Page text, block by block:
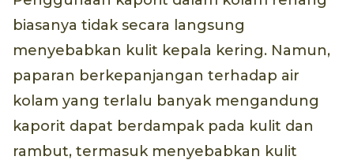
biasanya tidak secara langsung
menyebabkan kulit kepala kering. Namun,
paparan berkepanjangan terhadap air
kolam yang terlalu banyak mengandung
kaporit dapat berdampak pada kulit dan
rambut, termasuk menyebabkan kulit